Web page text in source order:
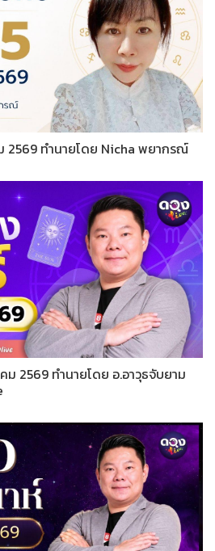
2569 ทำนายโดย Nicha พยากรณ์
ม 2569 ทำนายโดย อ.อาวุธจับยาม